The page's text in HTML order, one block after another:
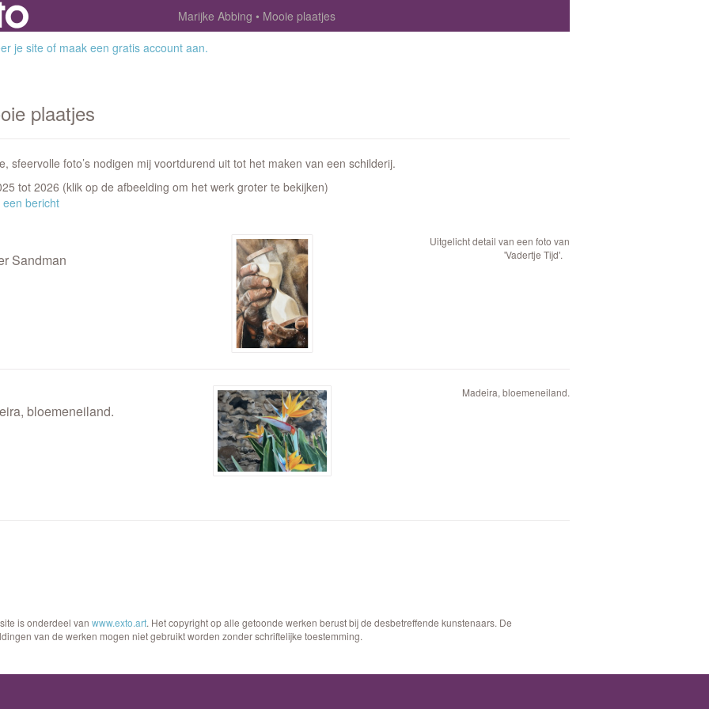
Marijke Abbing
Mooie plaatjes
je site of maak een gratis account aan.
plaatjes
sfeervolle foto’s nodigen mij voortdurend uit tot het maken van een schilderij.
tot 2026 (klik op de afbeelding om het werk groter te bekijken)
een bericht
Sandman
Uitgelicht detail van een foto van
'Vadertje Tijd'.
bloemeneiland.
Madeira, bloemeneiland.
is onderdeel van www.exto.art. Het copyright op alle getoonde werken berust bij de desbetreffende kunstenaars. De
van de werken mogen niet gebruikt worden zonder schriftelijke toestemming.